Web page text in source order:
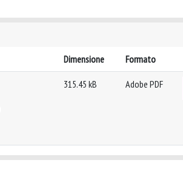
Dimensione Formato
315.45 kB Adobe PDF